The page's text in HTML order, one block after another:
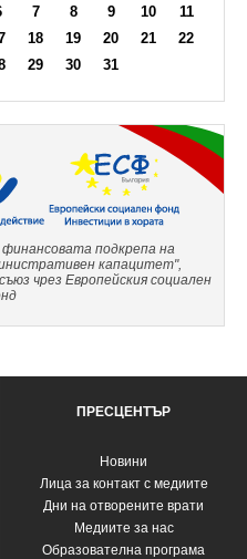
7 8 9 10
11
18 19 20 21
22
29 30 31
подкрепа на
капацитет",
чрез Европейския социален
ПРЕСЦЕНТЪР
Новини
Лица за контакт с медиите
Дни на отворените врати
Медиите за нас
Образователна програма